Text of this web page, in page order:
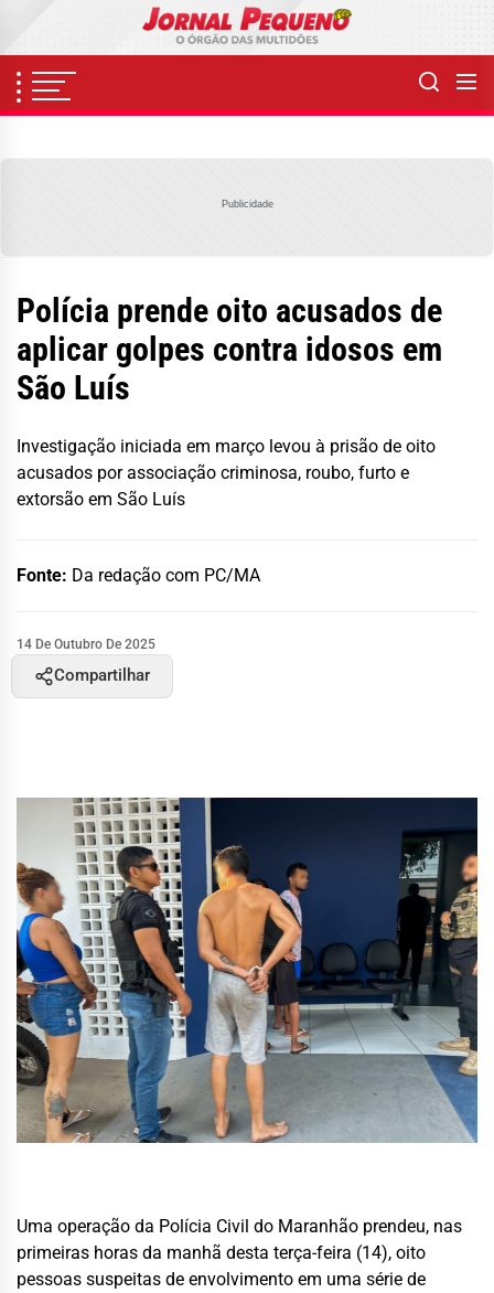
content
Publicidade
Polícia prende oito acusados de
aplicar golpes contra idosos em
São Luís
Investigação iniciada em março levou à prisão de oito
acusados por associação criminosa, roubo, furto e
extorsão em São Luís
Fonte: Da redação com PC/MA
14 De Outubro De 2025
Compartilhar
Uma operação da Polícia Civil do Maranhão prendeu, nas
primeiras horas da manhã desta terça-feira (14), oito
pessoas suspeitas de envolvimento em uma série de